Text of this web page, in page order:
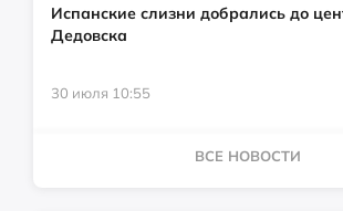
Испанские слизни добрались до
Дедовска
30 июля 10:55
ВСЕ НОВОСТИ